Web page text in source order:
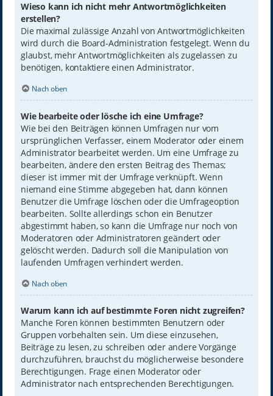
Wieso kann ich nicht mehr Antwortmöglichkeiten
erstellen?
Die maximal zulässige Anzahl von Antwortmöglichkeiten
wird durch die Board-Administration festgelegt. Wenn du
glaubst, mehr Antwortmöglichkeiten als zugelassen zu
benötigen, kontaktiere einen Administrator.
Nach oben
Wie bearbeite oder lösche ich eine Umfrage?
Wie bei den Beiträgen können Umfragen nur vom
ursprünglichen Verfasser, einem Moderator oder einem
Administrator bearbeitet werden. Um eine Umfrage zu
bearbeiten, ändere den ersten Beitrag des Themas;
dieser ist immer mit der Umfrage verknüpft. Wenn
niemand eine Stimme abgegeben hat, dann können
Benutzer die Umfrage löschen oder die Umfrageoption
bearbeiten. Sollte allerdings schon ein Benutzer
abgestimmt haben, so kann die Umfrage nur noch von
Moderatoren oder Administratoren geändert oder
gelöscht werden. Dadurch soll die Manipulation von
laufenden Umfragen verhindert werden.
Nach oben
Warum kann ich auf bestimmte Foren nicht zugreifen?
Manche Foren können bestimmten Benutzern oder
Gruppen vorbehalten sein. Um diese einzusehen,
Beiträge zu lesen, zu schreiben oder andere Vorgänge
durchzuführen, brauchst du möglicherweise besondere
Berechtigungen. Frage einen Moderator oder
Administrator nach entsprechenden Berechtigungen.